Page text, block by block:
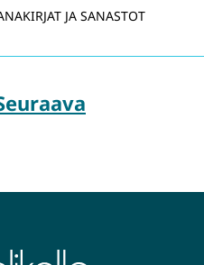
JA SANASTOT